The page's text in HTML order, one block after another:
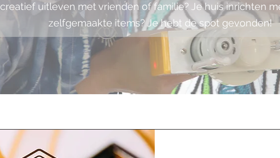
creatief uitleven met vrienden of familie? Je huis inrichten
zelfgemaakte items? Je hebt de spot gevonden!